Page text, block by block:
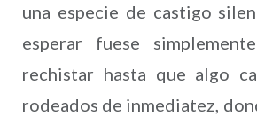
una especie de castigo
esperar fuese
rechistar hasta que algo
rodeados de inmediatez,